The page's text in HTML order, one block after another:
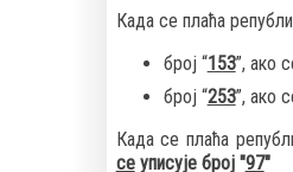
Када се плаћа
број “153”, ако
број “253”, ако
Када се плаћа
се уписује број "97"